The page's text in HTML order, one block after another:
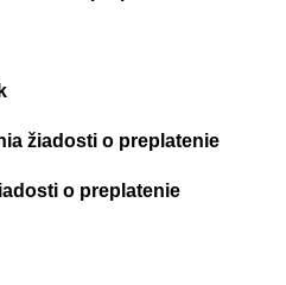
žiadosti o preplatenie
o preplatenie